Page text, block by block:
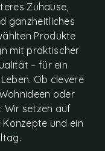
Zuhause,
ganzheitliches
Produkte
mit praktischer
– für ein
Ob clevere
oder
Wir setzen auf
und ein